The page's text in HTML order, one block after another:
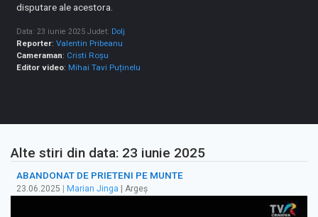
disputare ale acestora.
Data: 23 iunie 2025 Judet: Dolj
Reporter:Valentin Pribeanu
Cameraman: Cristi Roșu
Editor video: Mihai Tavi Puținelu
Alte stiri din data: 23 iunie 2025
ABANDONAT DE PRIETENI PE MUNTE
23.06.2025 Marian Jinga | Argeș